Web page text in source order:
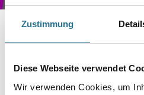
Zustimmung
Diese Webseite verwendet
Wir verwenden Cookies, um
IST